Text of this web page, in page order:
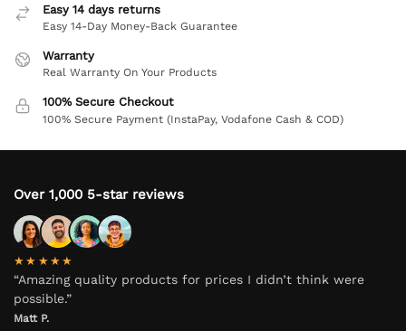
Easy 14 days returns
Easy 14-Day Money-Back Guarantee
Warranty
Real Warranty On Your Products
100% Secure Checkout
100% Secure Payment (InstaPay, Vodafone Cash & COD)
Over 1,000 5-star reviews
★★★★★
“Amazing quality products for prices I didn’t think were
possible.”
Matt P.